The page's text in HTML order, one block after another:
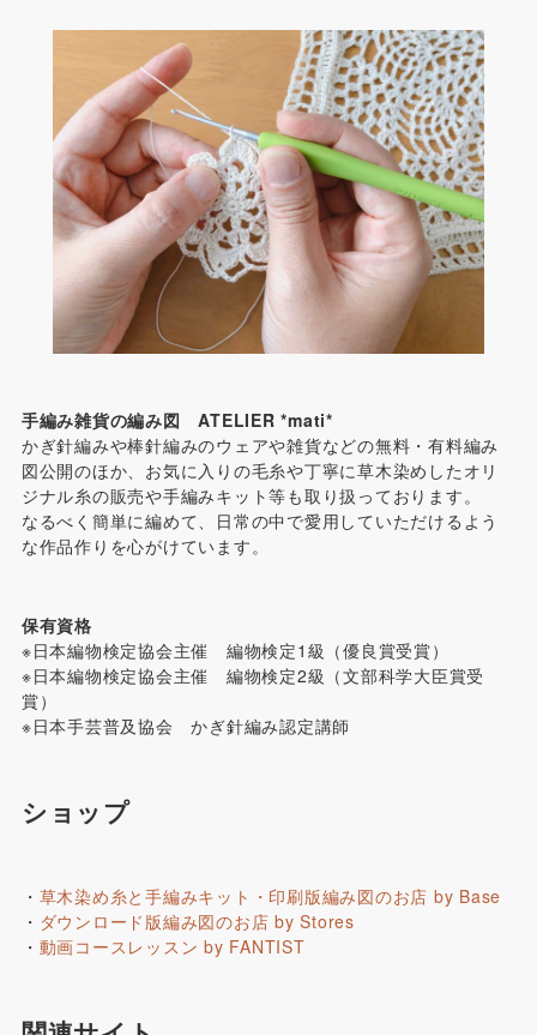
手編み雑貨の編み図 ATELIER *mati*
かぎ針編みや棒針編みのウェアや雑貨などの無料・有料編み
図公開のほか、お気に入りの毛糸や丁寧に草木染めしたオリ
ジナル糸の販売や手編みキット等も取り扱っております。
なるべく簡単に編めて、日常の中で愛用していただけるよう
な作品作りを心がけています。
保有資格
※日本編物検定協会主催 編物検定1級（優良賞受賞）
※日本編物検定協会主催 編物検定2級（文部科学大臣賞受
賞）
※日本手芸普及協会 かぎ針編み認定講師
ショップ
・ 草木染め糸と手編みキット・印刷版編み図のお店 by Base
・ ダウンロード版編み図のお店 by Stores
・ 動画コースレッスン by FANTIST